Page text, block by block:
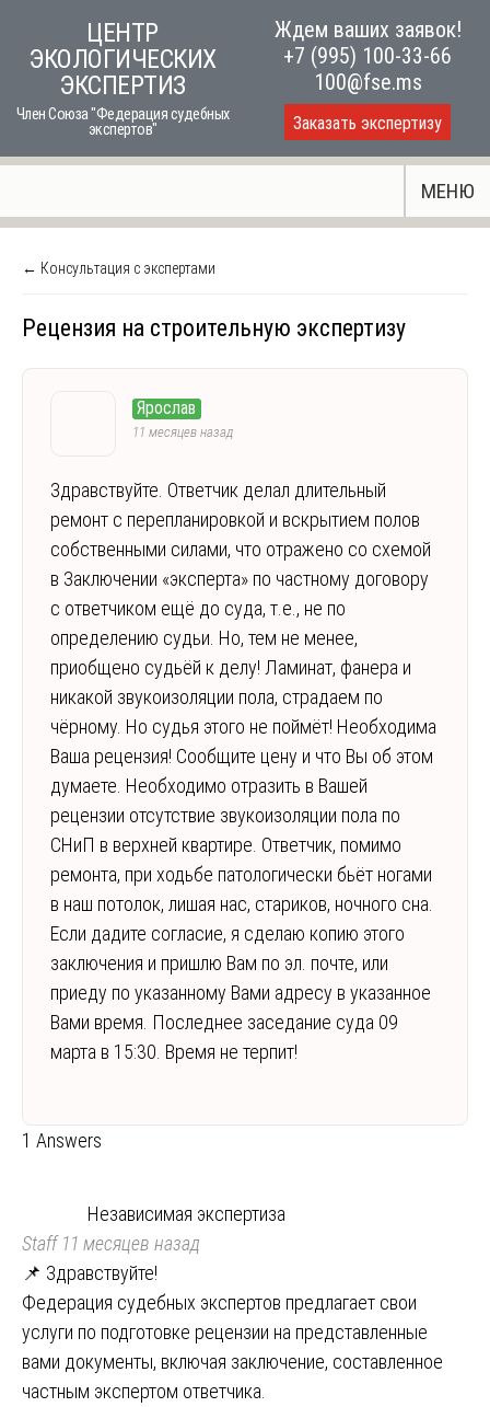
content
ЦЕНТР
ЭКОЛОГИЧЕСКИХ
ЭКСПЕРТИЗ
Член Союза "Федерация судебных
экспертов"
Ждем ваших заявок!
+7 (995) 100-33-66
100@fse.ms
Заказать экспертизу
МЕНЮ
← Консультация с экспертами
Рецензия на строительную экспертизу
Ярослав
11 месяцев назад
Здравствуйте. Ответчик делал длительный
ремонт с перепланировкой и вскрытием полов
собственными силами, что отражено со схемой
в Заключении «эксперта» по частному договору
с ответчиком ещё до суда, т.е., не по
определению судьи. Но, тем не менее,
приобщено судьёй к делу! Ламинат, фанера и
никакой звукоизоляции пола, страдаем по
чёрному. Но судья этого не поймёт! Необходима
Ваша рецензия! Сообщите цену и что Вы об этом
думаете. Необходимо отразить в Вашей
рецензии отсутствие звукоизоляции пола по
СНиП в верхней квартире. Ответчик, помимо
ремонта, при ходьбе патологически бьёт ногами
в наш потолок, лишая нас, стариков, ночного сна.
Если дадите согласие, я сделаю копию этого
заключения и пришлю Вам по эл. почте, или
приеду по указанному Вами адресу в указанное
Вами время. Последнее заседание суда 09
марта в 15:30. Время не терпит!
1 Answers
Независимая экспертиза
Staff11 месяцев назад
📌 Здравствуйте!
Федерация судебных экспертов предлагает свои
услуги по подготовке рецензии на представленные
вами документы, включая заключение, составленное
частным экспертом ответчика.